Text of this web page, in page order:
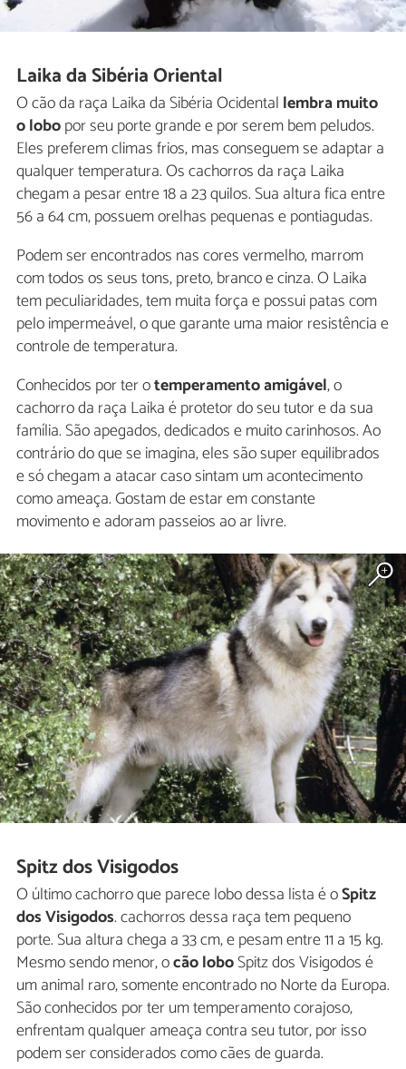
Laika da Sibéria Oriental
O cão da raça Laika da Sibéria Ocidental lembra muito
o lobopor seu porte grande e por serem bem peludos.
Eles preferem climas frios, mas conseguem se adaptar a
qualquer temperatura. Os cachorros da raça Laika
chegam a pesar entre 18 a 23 quilos. Sua altura fica entre
56 a 64 cm, possuem orelhas pequenas e pontiagudas.
Podem ser encontrados nas cores vermelho, marrom
com todos os seus tons, preto, branco e cinza. O Laika
tem peculiaridades, tem muita força e possui patas com
pelo impermeável, o que garante uma maior resistência e
controle de temperatura.
Conhecidos por ter otemperamento amigável, o
cachorro da raça Laika é protetor do seu tutor e da sua
família. São apegados, dedicados e muito carinhosos. Ao
contrário do que se imagina, eles são super equilibrados
e só chegam a atacar caso sintam um acontecimento
como ameaça. Gostam de estar em constante
movimento e adoram passeios ao ar livre.
Spitz dos Visigodos
O último cachorro que parece lobo dessa lista é oSpitz
dos Visigodos. cachorros dessa raça tem pequeno
porte. Sua altura chega a 33 cm, e pesam entre 11 a 15 kg.
Mesmo sendo menor, ocão loboSpitz dos Visigodos é
um animal raro, somente encontrado no Norte da Europa.
São conhecidos por ter um temperamento corajoso,
enfrentam qualquer ameaça contra seu tutor, por isso
podem ser considerados como cães de guarda.